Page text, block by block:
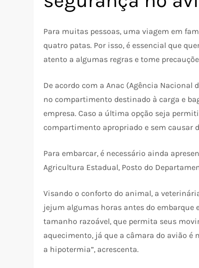
Para muitas pessoas, uma viagem em
quatro patas. Por isso, é essencial que
atento a algumas regras e tome
De acordo com a Anac (Agência
no compartimento destinado à carga e
empresa. Caso a última opção seja
compartimento apropriado e sem causar
Para embarcar, é necessário ainda
Agricultura Estadual, Posto do
Visando o conforto do animal, a
jejum algumas horas antes do embarque
tamanho razoável, que permita seus
aquecimento, já que a câmara do avião
a hipotermia”, acrescenta.